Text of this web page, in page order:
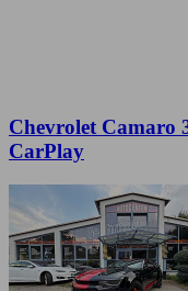
Chevrolet Camaro
CarPlay